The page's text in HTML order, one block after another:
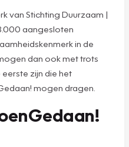
van Stichting Duurzaam |
aangesloten
in de
dan ook met trots
zijn die het
mogen dragen.